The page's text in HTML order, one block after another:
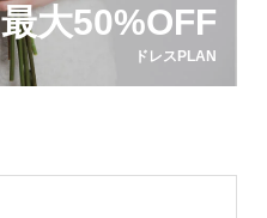
最大50%OFF
ドレスPLAN